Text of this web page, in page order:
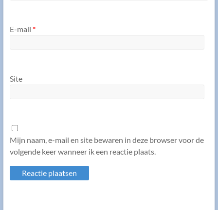
E-mail *
Site
Mijn naam, e-mail en site bewaren in deze browser voor de
volgende keer wanneer ik een reactie plaats.